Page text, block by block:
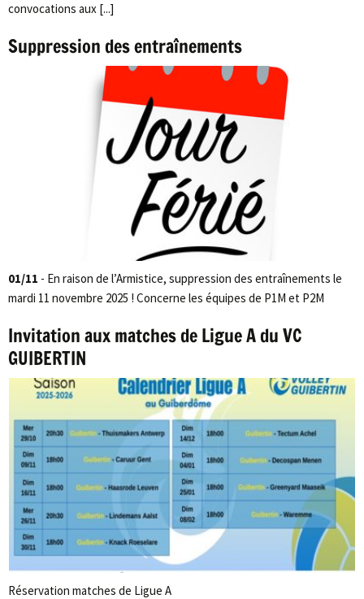
convocations aux [...]
Suppression des entraînements
01/11 - En raison de l’Armistice, suppression des entraînements le
mardi 11 novembre 2025 ! Concerne les équipes de P1M et P2M
Invitation aux matches de Ligue A du VC
GUIBERTIN
Réservation matches de Ligue A